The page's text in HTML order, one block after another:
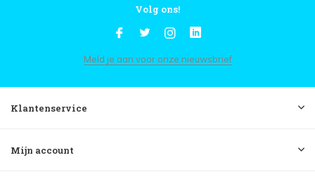
Volg ons!
Meld je aan voor onze nieuwsbrief
Klantenservice
Mijn account